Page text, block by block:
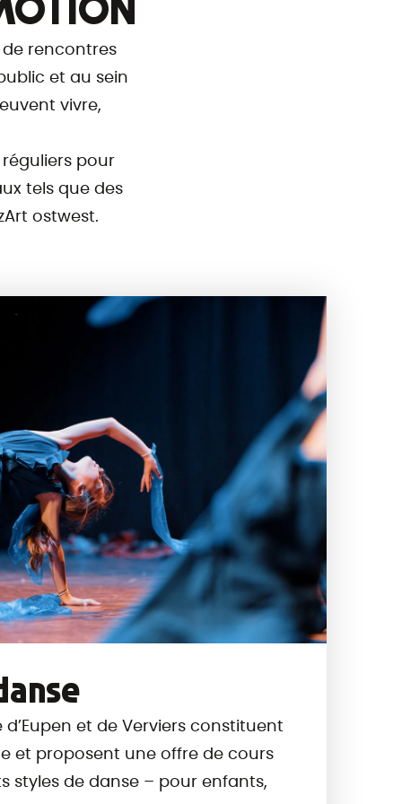
rencontres
et au sein
vivre,
pour
tels que des
ostwest.
d’Eupen et de Verviers constituent
et proposent une offre de cours
styles de danse – pour enfants,